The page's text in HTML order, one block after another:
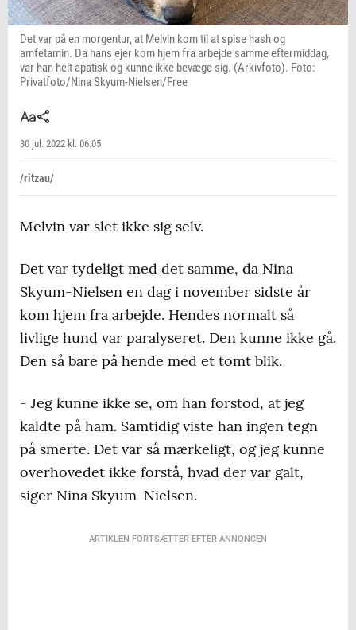
Det var på en morgentur, at Melvin kom til at spise hash og
amfetamin. Da hans ejer kom hjem fra arbejde samme eftermiddag,
var han helt apatisk og kunne ikke bevæge sig. (Arkivfoto). Foto:
Privatfoto/Nina Skyum-Nielsen/Free
30 jul. 2022 kl. 06:05
/ritzau/
Melvin var slet ikke sig selv.
Det var tydeligt med det samme, da Nina
Skyum-Nielsen en dag i november sidste år
kom hjem fra arbejde. Hendes normalt så
livlige hund var paralyseret. Den kunne ikke gå.
Den så bare på hende med et tomt blik.
- Jeg kunne ikke se, om han forstod, at jeg
kaldte på ham. Samtidig viste han ingen tegn
på smerte. Det var så mærkeligt, og jeg kunne
overhovedet ikke forstå, hvad der var galt,
siger Nina Skyum-Nielsen.
ARTIKLEN FORTSÆTTER EFTER ANNONCEN